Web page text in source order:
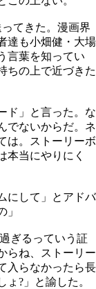
てきた。漫画界
達も小畑健・大場
言葉を知ってい
ちの上で近づきた
ド」と言った。な
でないからだ。ネ
は。ストーリーボ
本当にやりにく
にして」とアドバ
」
ぎるっていう証
らね、ストーリー
入らなかったら長
?」と諭した。